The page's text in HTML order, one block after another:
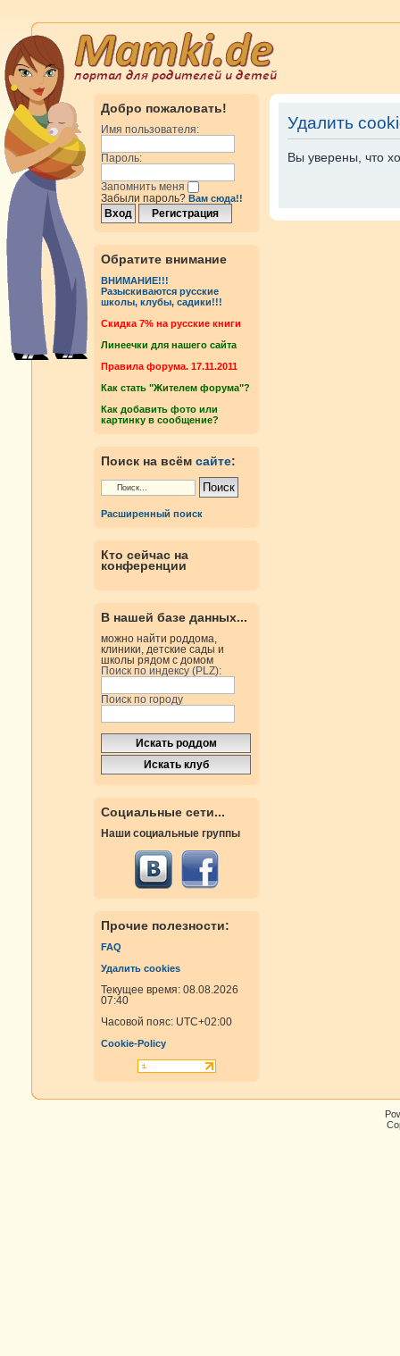
Добро пожаловать!
Имя пользователя:
Пароль:
Запомнить меня
Забыли пароль? Вам сюда!!
Обратите внимание
ВНИМАНИЕ!!!
Разыскиваются русские
школы, клубы, садики!!!
Cкидка 7% на русские книги
Линеечки для нашего сайта
Правила форума. 17.11.2011
Как стать "Жителем форума"?
Как добавить фото или
картинку в сообщение?
Поиск на всём сайте:
Расширенный поиск
Кто сейчас на
конференции
В нашей базе данных...
можно найти роддома,
клиники, детские сады и
школы рядом с домом
Поиск по индексу (PLZ):
Поиск по городу
Социальные сети...
Наши социальные группы
Прочие полезности:
FAQ
Удалить cookies
Текущее время: 08.08.2026
07:40
Часовой пояс: UTC+02:00
Cookie-Policy
Удалить
Вы уверены, что